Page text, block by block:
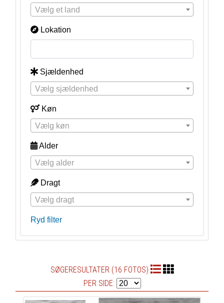
Vælg et land
Lokation
Sjældenhed
Vælg sjældenhed
Køn
Vælg køn
Alder
Vælg alder
Dragt
Vælg dragt
Ryd filter
SØGERESULTATER (16 FOTOS)
PER SIDE: